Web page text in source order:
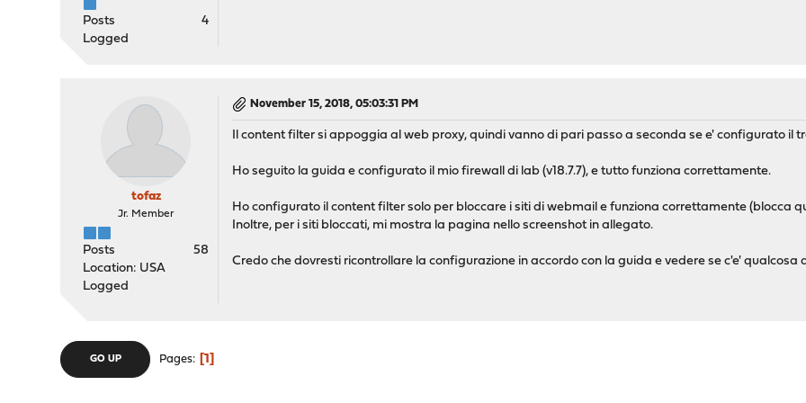
Posts
4
Logged
tofaz
Jr. Member
Posts
58
Location: USA
Logged
November 15, 2018, 05:03:31 PM
Il content filter si appoggia al web proxy, quindi vanno di pari passo a seconda se e' configurato il
Ho seguito la guida e configurato il mio firewall di lab (v18.7.7), e tutto funziona correttamente.
Ho configurato il content filter solo per bloccare i siti di webmail e funziona correttamente (blocca
Inoltre, per i siti bloccati, mi mostra la pagina nello screenshot in allegato.
Credo che dovresti ricontrollare la configurazione in accordo con la guida e vedere se c'e'
GO UP Pages 1